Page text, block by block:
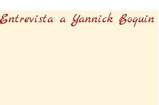
Entrevista a Yannick Boquin